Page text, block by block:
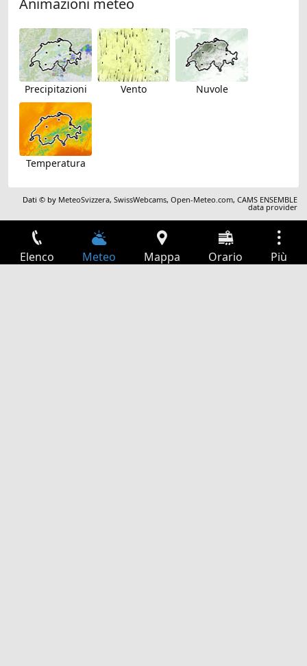
Animazioni meteo
Precipitazioni Vento Nuvole
Temperatura
Dati © by MeteoSvizzera,SwissWebcams,Open-Meteo.com,CAMS ENSEMBLE
data provider
Elenco Meteo Mappa Orario Più